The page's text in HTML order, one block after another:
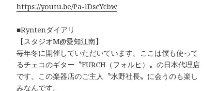
https://youtu.be/Pa-lDscYcbw
■Ryntenダイアリ
【スタジオM@愛知江南】
毎年冬に開催していただいています。ここは僕も使って
るチェコのギター〝FURCH（フォルヒ）〟の日本代理店
です。この楽器店のご主人〝水野社長〟に会うのも楽し
みなんです。